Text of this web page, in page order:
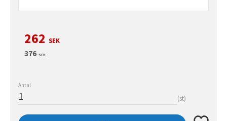
Nedsatt pris:
262 SEK
Ordinarie pris:
376SEK
Antal
st